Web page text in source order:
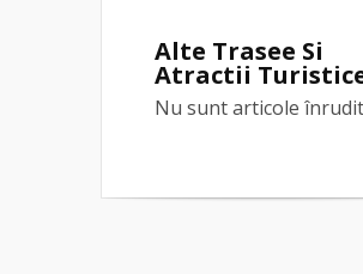
Alte Trasee Si
Atractii
Nu sunt articole